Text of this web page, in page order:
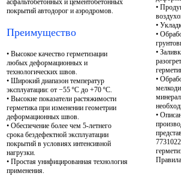
асфальтобетонных и цементобетонных
покрытий автодорог и аэродромов.
Преимущество
• Высокое качество герметизации
любых деформационных и
технологических швов.
• Широкий диапазон температур
эксплуатации: от −55 ºС до +70 ºС.
• Высокие показатели растяжимости
герметика при изменении геометрии
деформационных швов.
• Обеспечение более чем 5-летнего
срока бездефектной эксплуатации
покрытий в условиях интенсивной
нагрузки.
• Простая унифицированная технология
применения.
•
•
•
•
•
•